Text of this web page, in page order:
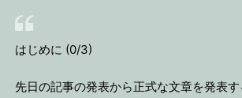
はじめに (0/3)
先日の記事の発表から正式な文章を発表